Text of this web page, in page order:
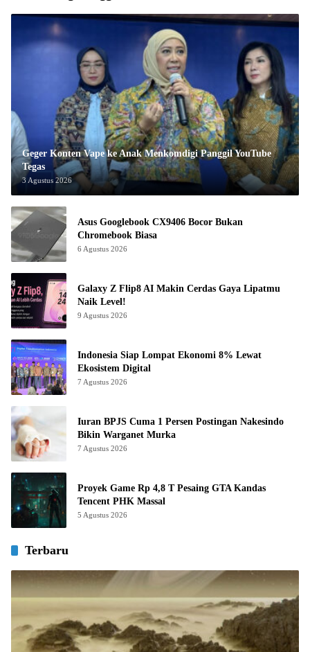
Geger Konten Vape ke Anak Menkomdigi Panggil YouTube
Tegas
3 Agustus 2026
Asus Googlebook CX9406 Bocor Bukan
Chromebook Biasa
6 Agustus 2026
Galaxy Z Flip8 AI Makin Cerdas Gaya Lipatmu
Naik Level!
9 Agustus 2026
Indonesia Siap Lompat Ekonomi 8% Lewat
Ekosistem Digital
7 Agustus 2026
Iuran BPJS Cuma 1 Persen Postingan Nakesindo
Bikin Warganet Murka
7 Agustus 2026
Proyek Game Rp 4,8 T Pesaing GTA Kandas
Tencent PHK Massal
5 Agustus 2026
Terbaru